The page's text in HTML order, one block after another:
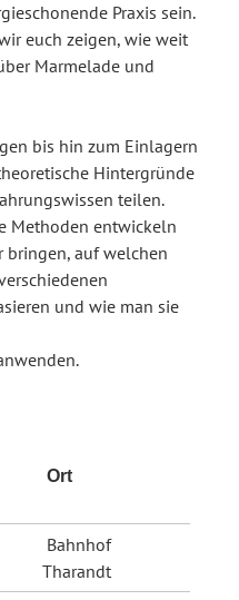
Praxis sein.
euch zeigen, wie weit
Marmelade und
bis hin zum Einlagern
Hintergründe
teilen.
Methoden entwickeln
bringen, auf welchen
und wie man sie
Ort
Bahnhof
Tharandt